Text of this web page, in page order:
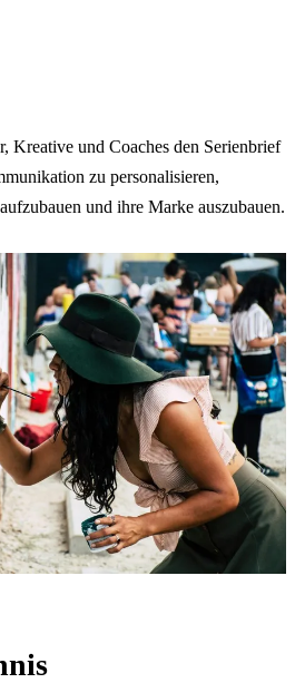
Kreative und Coaches den Serienbrief
zu personalisieren,
und ihre Marke auszubauen.